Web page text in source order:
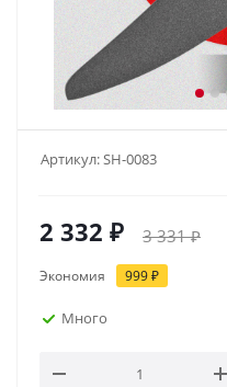
Артикул:SH-0083
2 332 ₽ 3 331₽
Экономия 999₽
Много